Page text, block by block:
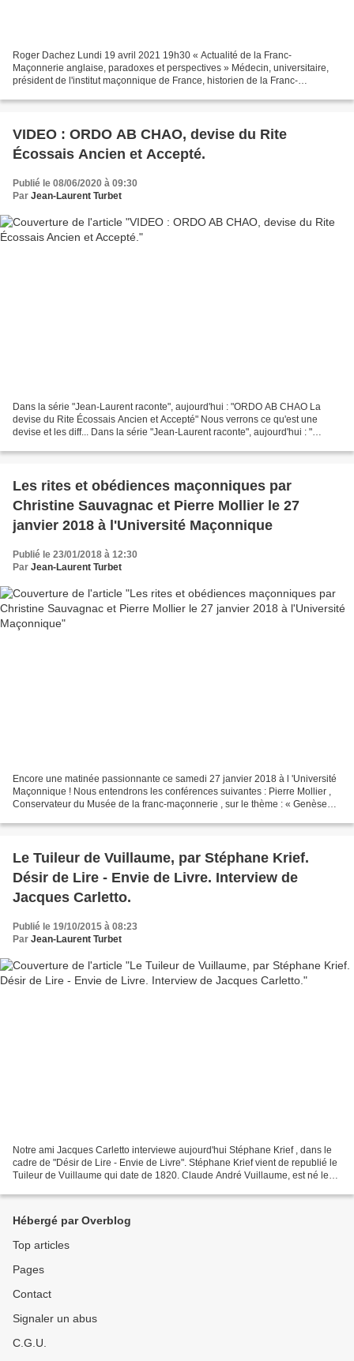
Roger Dachez Lundi 19 avril 2021 19h30 « Actualité de la Franc-
Maçonnerie anglaise, paradoxes et perspectives » Médecin, universitaire,
président de l'institut maçonnique de France, historien de la Franc-
VIDEO : ORDO AB CHAO, devise du Rite
Écossais Ancien et Accepté.
Publié le 08/06/2020 à 09:30
Par Jean-Laurent Turbet
Dans la série "Jean-Laurent raconte", aujourd'hui : "ORDO AB CHAO La
devise du Rite Écossais Ancien et Accepté" Nous verrons ce qu'est une
devise et les diff... Dans la série "Jean-Laurent raconte", aujourd'hui : "
Les rites et obédiences maçonniques par
Christine Sauvagnac et Pierre Mollier le 27
janvier 2018 à l'Université Maçonnique
Publié le 23/01/2018 à 12:30
Par Jean-Laurent Turbet
Encore une matinée passionnante ce samedi 27 janvier 2018 à l 'Université
Maçonnique ! Nous entendrons les conférences suivantes : Pierre Mollier ,
Conservateur du Musée de la franc-maçonnerie , sur le thème : « Genèse
Le Tuileur de Vuillaume, par Stéphane Krief.
Désir de Lire - Envie de Livre. Interview de
Jacques Carletto.
Publié le 19/10/2015 à 08:23
Par Jean-Laurent Turbet
Notre ami Jacques Carletto interviewe aujourd'hui Stéphane Krief , dans le
cadre de "Désir de Lire - Envie de Livre". Stéphane Krief vient de republié le
Tuileur de Vuillaume qui date de 1820. Claude André Vuillaume, est né le
Hébergé par Overblog
Top articles
Pages
Contact
Signaler un abus
C.G.U.